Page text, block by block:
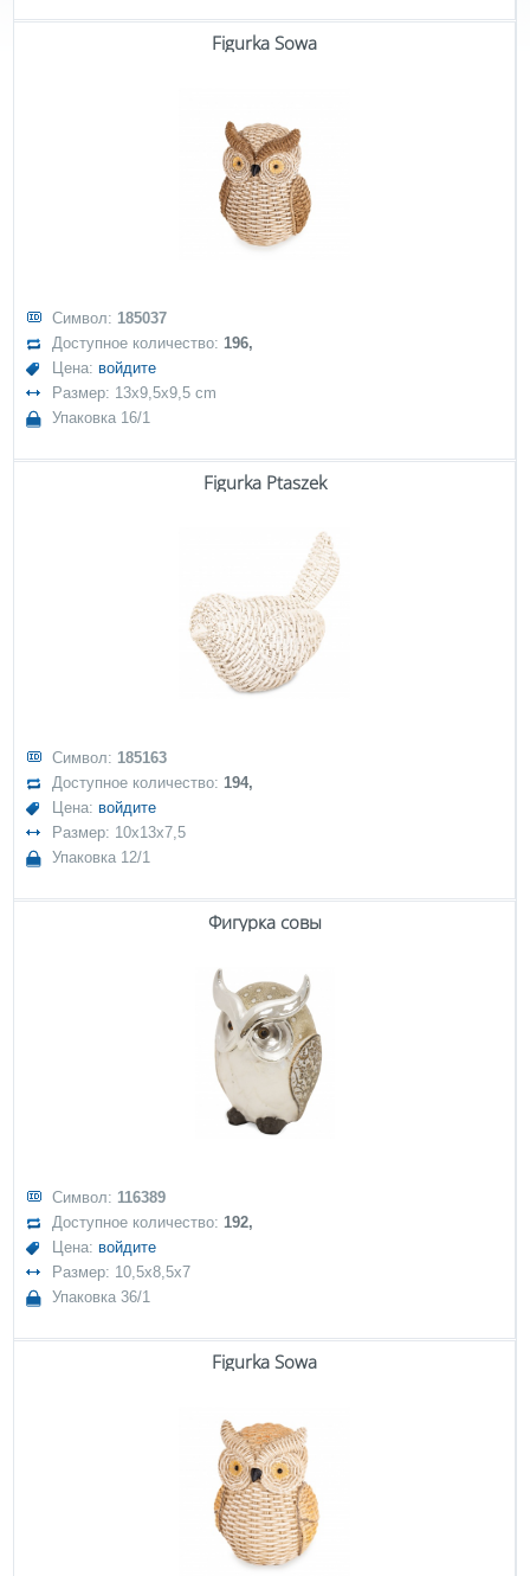
Figurka Sowa
Символ: 185037
Доступное количество:196,
Цена: войдите
Размер: 13x9,5x9,5 cm
Упаковка 16/1
Figurka Ptaszek
Символ: 185163
Доступное количество:194,
Цена: войдите
Размер: 10x13x7,5
Упаковка 12/1
Фигурка совы
Символ: 116389
Доступное количество:192,
Цена: войдите
Размер: 10,5x8,5x7
Упаковка 36/1
Figurka Sowa